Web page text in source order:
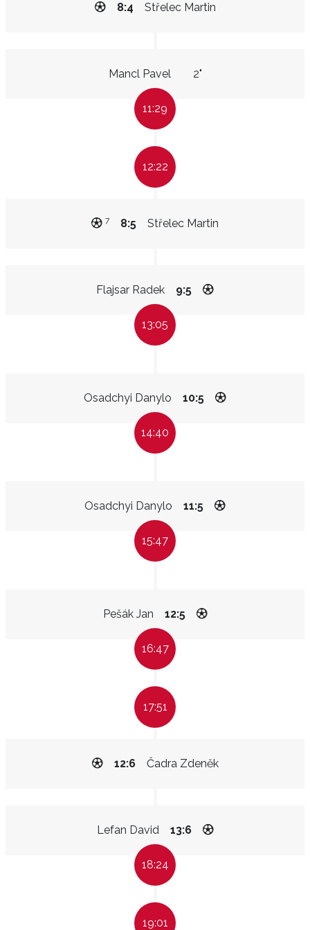
Střelec Martin
8:4
Mancl Pavel 2"
11:29
12:22
Střelec Martin
8:5
7
Flajsar Radek 9:5
13:05
Osadchyi Danylo 10:5
14:40
Osadchyi Danylo 11:5
15:47
Pešák Jan 12:5
16:47
17:51
Čadra Zdeněk
12:6
Lefan David 13:6
18:24
19:01